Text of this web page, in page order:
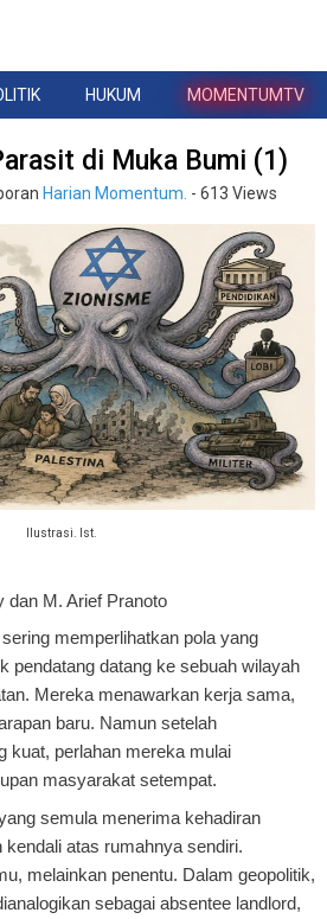
HUKUM MOMENTUMTV
di Muka Bumi (1)
Harian Momentum. - 613 Views
Ilustrasi. Ist.
dan M. Arief Pranoto
memperlihatkan pola yang
pendatang datang ke sebuah wilayah
Mereka menawarkan kerja sama,
baru. Namun setelah
kuat, perlahan mereka mulai
masyarakat setempat.
semula menerima kehadiran
atas rumahnya sendiri.
melainkan penentu. Dalam geopolitik,
sebagai absentee landlord,